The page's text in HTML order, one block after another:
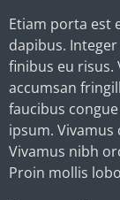
Etiam porta est
dapibus.
finibus eu
accumsan
faucibus
ipsum.
Vivamus nibh
Proin mollis